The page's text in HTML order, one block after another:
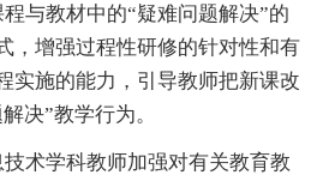
与教材中的“疑难问题解决”的
，增强过程性研修的针对性和有
实施的能力，引导教师把新课改
决”教学行为。
术学科教师加强对有关教育教